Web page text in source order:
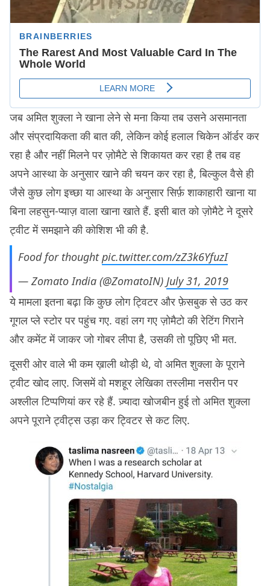
जब अमित शुक्ला ने खाना लेने से मना किया तब उसने असमानता
और संप्रदायिकता की बात की, लेकिन कोई हलाल चिकेन ऑर्डर कर
रहा है और नहीं मिलने पर ज़ोमैटे से शिकायत कर रहा है तब वह
अपने आस्था के अनुसार खाने की चयन कर रहा है, बिल्कुल वैसे ही
जैसे कुछ लोग इच्छा या आस्था के अनुसार सिर्फ़ शाकाहारी खाना या
बिना लहसुन-प्याज़ वाला खाना खाते हैं. इसी बात को ज़ोमैटे ने दूसरे
ट्वीट में समझाने की कोशिश भी की है.
Food for thoughtpic.twitter.com/zZ3k6YfuzI
— Zomato India (@ZomatoIN) July 31, 2019
ये मामला इतना बढ़ा कि कुछ लोग ट्विटर और फ़ेसबुक से उठ कर
गूगल प्ले स्टोर पर पहुंच गए. वहां लग गए ज़ोमैटो की रेटिंग गिराने
और कमेंट में जाकर जो गोबर लीपा है, उसकी तो पूछिए भी मत.
दूसरी ओर वाले भी कम ख़ाली थोड़ी थे, वो अमित शुक्ला के पूराने
ट्वीट खोद लाए. जिसमें वो मशहूर लेखिका तस्लीमा नसरीन पर
अश्लील टिप्पणियां कर रहे हैं. ज़्यादा खोजबीन हुई तो अमित शुक्ला
अपने पूराने ट्वीट्स उड़ा कर ट्विटर से कट लिए.